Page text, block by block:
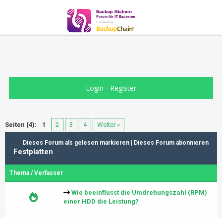
Login - Register
Seiten (4): 1 2 3 4 Weiter »
Dieses Forum als gelesen markieren Dieses Forum abonnieren
Festplatten
Thema /Verfasser
Wie beeinflusst die Umdrehungszahl (RPM)
einer HDD die Leistung?